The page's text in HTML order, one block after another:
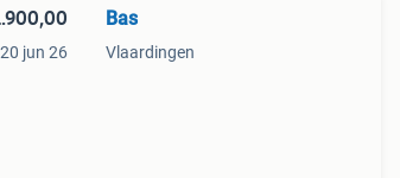
20 jun 26
Bas
Vlaardingen